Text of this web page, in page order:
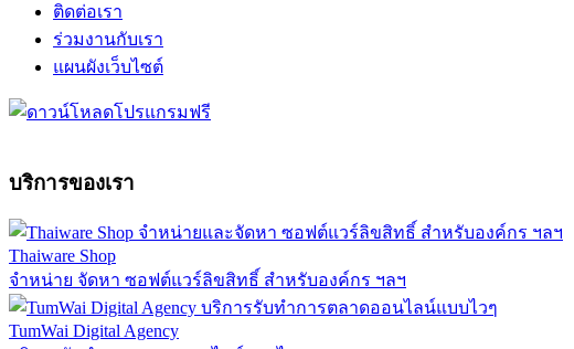
ติดต่อเรา
ร่วมงานกับเรา
แผนผังเว็บไซต์
บริการของเรา
Thaiware Shop
จำหน่าย จัดหา ซอฟต์แวร์ลิขสิทธิ์ สำหรับองค์กร ฯลฯ
TumWai Digital Agency